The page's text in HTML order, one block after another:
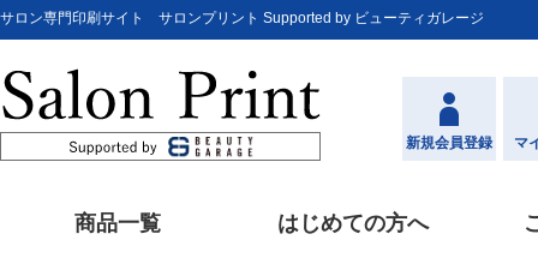
サロン専門印刷サイト サロンプリント Supported by ビューティガレージ
新規会員登録 マ
商品一覧 はじめての方へ